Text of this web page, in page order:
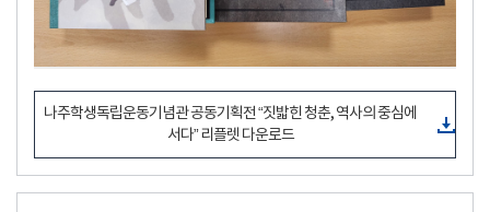
나주학생독립운동기념관 공동기획전 “짓밟힌 청춘, 역사의 중심에
서다” 리플렛 다운로드